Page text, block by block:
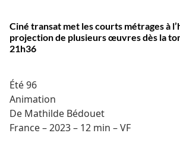
Ciné transat met les courts métrages à
projection de plusieurs œuvres dès la
21h36
Été 96
Animation
De Mathilde Bédouet
France – 2023 – 12 min – VF